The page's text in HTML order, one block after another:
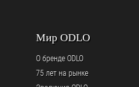
Мир ODLO
О бренде ODLO
75 лет на рынке